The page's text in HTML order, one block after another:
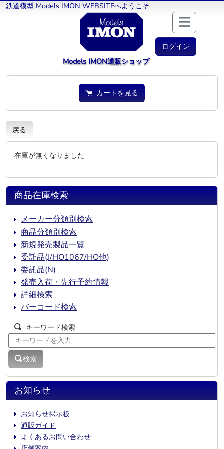
鉄道模型 Models IMON WEBSITEへようこそ
ログイン
Models IMON通販ショップ
カートを見る
戻る
在庫が無くなりました
お知らせ
お知らせ掲示板
通販ガイド
よくあるお問い合わせ
商品在庫検索
メーカー分類別検索
商品分類別検索
新規発売製品一覧
委託品(J/HO1067/HO他)
委託品(N)
発売入荷・先行予約情報
詳細検索
バーコード検索
キーワード検索
検索